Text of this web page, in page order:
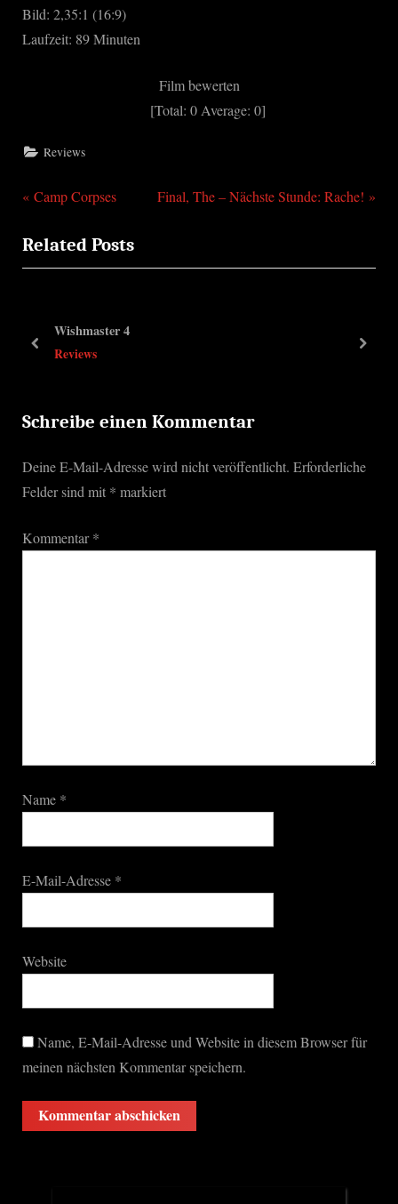
Bild: 2,35:1 (16:9)
Laufzeit: 89 Minuten
Film bewerten
[Total: 0 Average: 0]
Reviews
Beitragsnavigation
P
e
v
u
o
t
:
Camp Corpses
N
t
Final, The – Nächste Stunde: Rache!
Related Posts
Wishmaster 4
Reviews
prev next
Schreibe einen Kommentar
Deine E-Mail-Adresse wird nicht veröffentlicht. Erforderliche
Felder sind mit * markiert
Kommentar*
Name *
E-Mail-Adresse *
Website
Name, E-Mail-Adresse und Website in diesem Browser für
meinen nächsten Kommentar speichern.